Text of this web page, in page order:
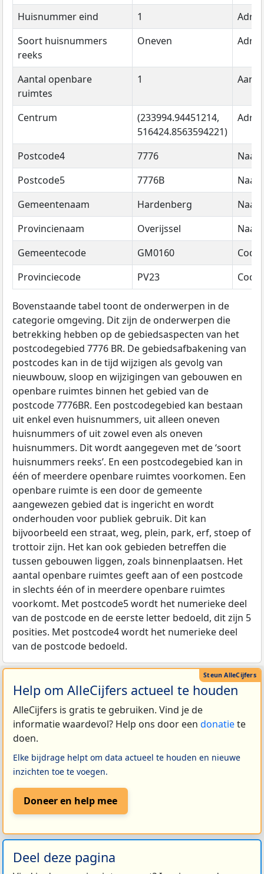
Huisnummer eind
1
Adres
Soort huisnummers
reeks
Oneven Adres
Aantal openbare
ruimtes
1
Centrum
(233994.94451214,
516424.8563594221)
Adres
Postcode4 7776
Naam
Postcode5
7776B
Naam
Gemeentenaam
Hardenberg
Naam
Provincienaam
Overijssel
Naam
Gemeentecode
GM0160
Code
Provinciecode
PV23 Code
Bovenstaande tabel toont de onderwerpen in de
categorie omgeving. Dit zijn de onderwerpen die
betrekking hebben op de gebiedsaspecten van het
postcodegebied 7776 BR. De gebiedsafbakening van
postcodes kan in de tijd wijzigen als gevolg van
nieuwbouw, sloop en wijzigingen van gebouwen en
openbare ruimtes binnen het gebied van de
postcode 7776BR. Een postcodegebied kan bestaan
uit enkel even huisnummers, uit alleen oneven
huisnummers of uit zowel even als oneven
huisnummers. Dit wordt aangegeven met de ‘soort
huisnummers reeks’. En een postcodegebied kan in
één of meerdere openbare ruimtes voorkomen. Een
openbare ruimte is een door de gemeente
aangewezen gebied dat is ingericht en wordt
onderhouden voor publiek gebruik. Dit kan
bijvoorbeeld een straat, weg, plein, park, erf, stoep of
trottoir zijn. Het kan ook gebieden betreffen die
tussen gebouwen liggen, zoals binnenplaatsen. Het
aantal openbare ruimtes geeft aan of een postcode
in slechts één of in meerdere openbare ruimtes
voorkomt. Met postcode5 wordt het numerieke deel
van de postcode en de eerste letter bedoeld, dit zijn 5
posities. Met postcode4 wordt het numerieke deel
van de postcode bedoeld.
Help om AlleCijfers actueel te houden
AlleCijfers is gratis te gebruiken. Vind je de
informatie waardevol? Help ons door een donatiete
doen.
Elke bijdrage helpt om data actueel te houden en nieuwe
inzichten toe te voegen.
Doneer en help mee
Deel deze pagina